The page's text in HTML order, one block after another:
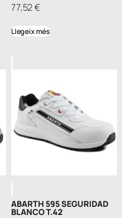
77,52€
Llegeix més
ABARTH 595 SEGURIDAD
BLANCO T.42